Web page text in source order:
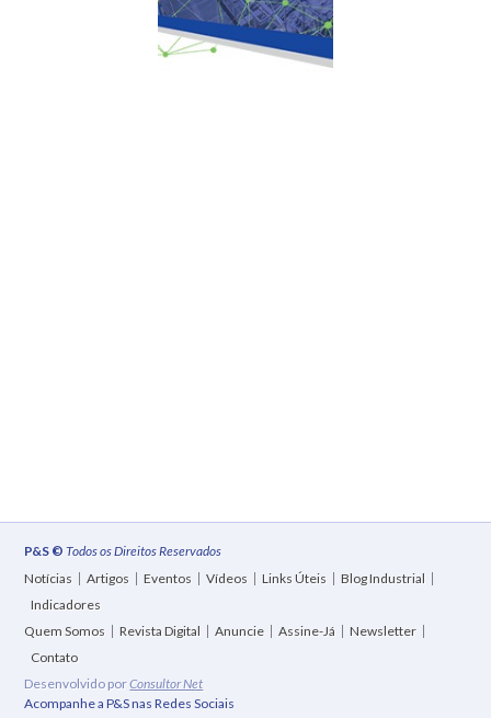
P&S © Todos os Direitos Reservados
Notícias
Artigos Eventos Vídeos Links Úteis
Blog Industrial
Indicadores
Quem Somos
Revista Digital Anuncie Assine-Já
Newsletter
Contato
Desenvolvido porConsultor Net
Acompanhe a P&S nas Redes Sociais